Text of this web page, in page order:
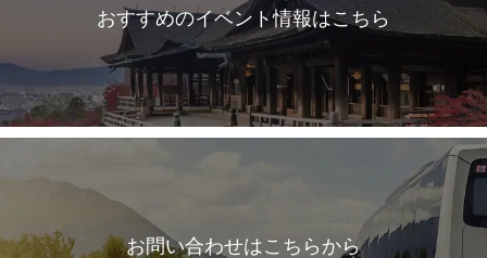
おすすめのイベント情報はこちら
お問い合わせはこちらから